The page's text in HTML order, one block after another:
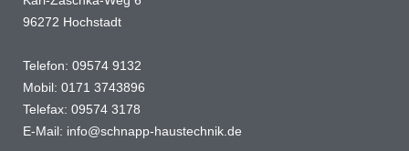
96272 Hochstadt
Telefon: 09574 9132
Mobil: 0171 3743896
Telefax: 09574 3178
E-Mail: info@schnapp-haustechnik.de